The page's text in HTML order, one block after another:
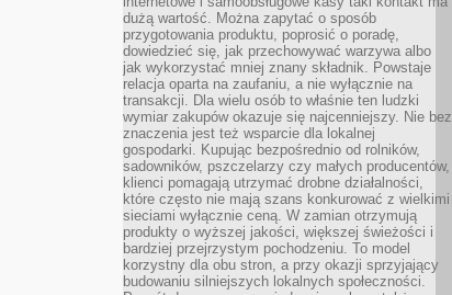
dużą wartość. Można zapytać o sposób
przygotowania produktu, poprosić o poradę,
dowiedzieć się, jak przechowywać warzywa albo
jak wykorzystać mniej znany składnik. Powstaje
relacja oparta na zaufaniu, a nie wyłącznie na
transakcji. Dla wielu osób to właśnie ten ludzki
wymiar zakupów okazuje się najcenniejszy. Nie bez
znaczenia jest też wsparcie dla lokalnej
gospodarki. Kupując bezpośrednio od rolników,
sadowników, pszczelarzy czy małych producentów,
klienci pomagają utrzymać drobne działalności,
które często nie mają szans konkurować z wielkimi
sieciami wyłącznie ceną. W zamian otrzymują
produkty o wyższej jakości, większej świeżości i
bardziej przejrzystym pochodzeniu. To model
korzystny dla obu stron, a przy okazji sprzyjający
budowaniu silniejszych lokalnych społeczności.